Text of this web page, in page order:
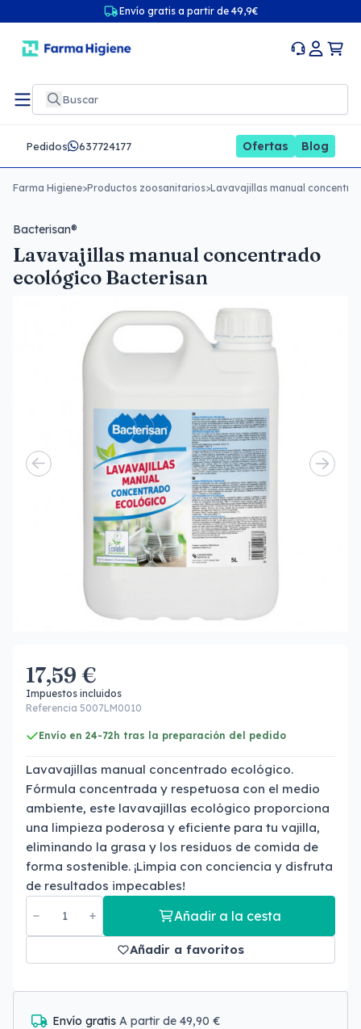
Envío gratis a partir de 49,9€
Pedidos 637724177 Ofertas Blog
Farma Higiene>Productos zoosanitarios>Lavavajillas manual
Bacterisan®
Lavavajillas manual concentrado
ecológico Bacterisan
17,59 €
Impuestos incluidos
Referencia 5007LM0010
Envío en 24-72h tras la preparación del pedido
Lavavajillas manual concentrado ecológico.
Fórmula concentrada y respetuosa con el medio
ambiente, este lavavajillas ecológico proporciona
una limpieza poderosa y eficiente para tu vajilla,
eliminando la grasa y los residuos de comida de
forma sostenible. ¡Limpia con conciencia y disfruta
de resultados impecables!
Añadir a la cesta
Añadir a favoritos
Envío gratis A partir de 49,90 €